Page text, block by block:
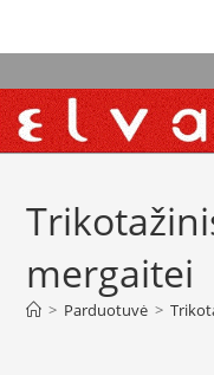
mergaitei
> Parduotuvė >